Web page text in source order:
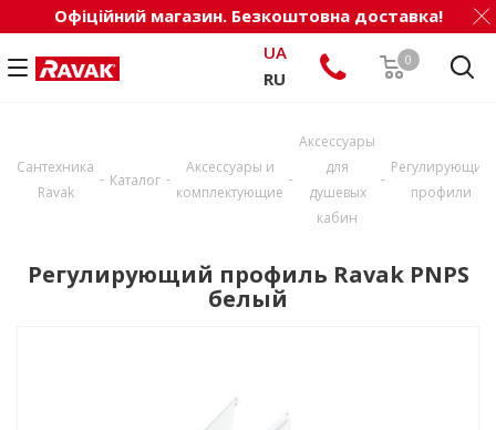
Офіційний магазин. Безкоштовна доставка!
0
UA
RU
Сантехника
Ravak
- Каталог -
Аксессуары и
комплектующие
-
Аксессуары
для
душевых
кабин
-
Регулирующие
профили
Регулирующий профиль Ravak PNPS
белый